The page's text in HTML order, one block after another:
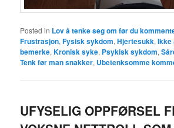
Posted in Lov å tenke seg om før du
Frustrasjon,Fysisk sykdom,Hjertesukk,Ikke
bemerke,Kronisk syke, Psykisk sykdom,
Tenk før man snakker, Ubetenksomme
UFYSELIG OPPFØRSEL